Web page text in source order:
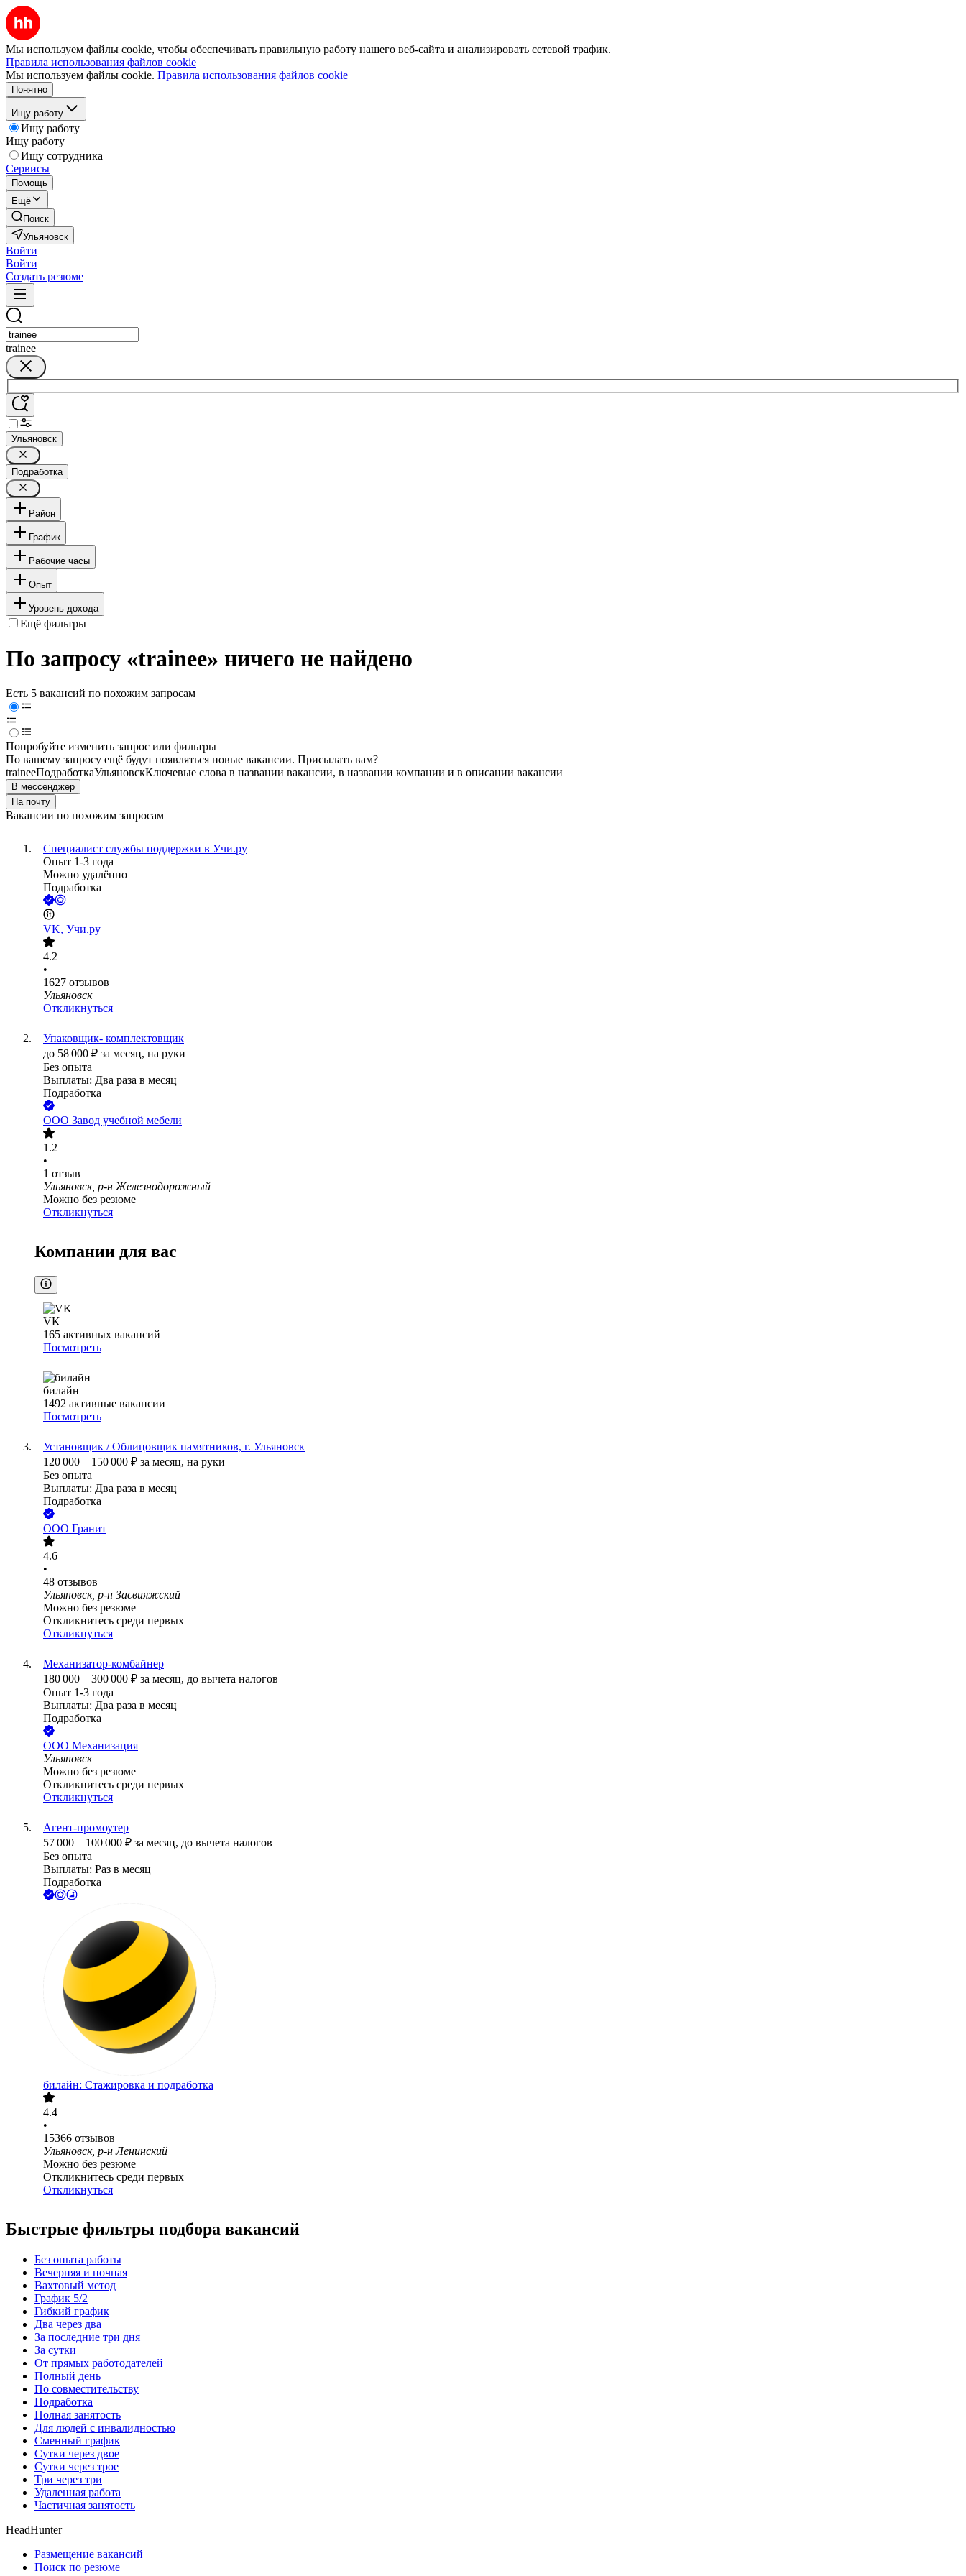
Мы используем файлы cookie, чтобы обеспечивать правильную работу нашего веб-сайта и анализировать сетевой трафик.
Правила использования файлов cookie
Мы используем файлы cookie. Правила использования файлов cookie
Понятно
Ищу работу
Ищу работу
Ищу работу
Ищу сотрудника
Сервисы
Помощь
Ещё
Поиск
Ульяновск
Войти
Войти
Создать резюме
trainee
Ульяновск
Подработка
Район
График
Рабочие часы
Опыт
Уровень дохода
Ещё фильтры
По запросу «trainee» ничего не найдено
Есть 5 вакансий по похожим запросам
Попробуйте изменить запрос или фильтры
По вашему запросу ещё будут появляться новые вакансии. Присылать вам?
traineeПодработкаУльяновскКлючевые слова в названии вакансии, в названии компании и в описании вакансии
В мессенджер
На почту
Вакансии по похожим запросам
Специалист службы поддержки в Учи.ру
Опыт 1-3 года
Можно удалённо
Подработка
VK, Учи.ру
4.2
•
1627 отзывов
Ульяновск
Откликнуться
Упаковщик- комплектовщик
до 58 000 ₽ за месяц, на руки
Без опыта
Выплаты: Два раза в месяц
Подработка
ООО Завод учебной мебели
1.2
•
1 отзыв
Ульяновск, р-н Железнодорожный
Можно без резюме
Откликнуться
Компании для вас
VK
165 активных вакансий
Посмотреть
билайн
1492 активные вакансии
Посмотреть
Установщик / Облицовщик памятников, г. Ульяновск
120 000 – 150 000 ₽ за месяц, на руки
Без опыта
Выплаты: Два раза в месяц
Подработка
ООО Гранит
4.6
•
48 отзывов
Ульяновск, р-н Засвияжский
Можно без резюме
Откликнитесь среди первых
Откликнуться
Механизатор-комбайнер
180 000 – 300 000 ₽ за месяц, до вычета налогов
Опыт 1-3 года
Выплаты: Два раза в месяц
Подработка
ООО Механизация
Ульяновск
Можно без резюме
Откликнитесь среди первых
Откликнуться
Агент-промоутер
57 000 – 100 000 ₽ за месяц, до вычета налогов
Без опыта
Выплаты: Раз в месяц
Подработка
билайн: Стажировка и подработка
4.4
•
15366 отзывов
Ульяновск, р-н Ленинский
Можно без резюме
Откликнитесь среди первых
Откликнуться
Быстрые фильтры подбора вакансий
Без опыта работы
Вечерняя и ночная
Вахтовый метод
График 5/2
Гибкий график
Два через два
За последние три дня
За сутки
От прямых работодателей
Полный день
По совместительству
Подработка
Полная занятость
Для людей с инвалидностью
Сменный график
Сутки через двое
Сутки через трое
Три через три
Удаленная работа
Частичная занятость
HeadHunter
Размещение вакансий
Поиск по резюме